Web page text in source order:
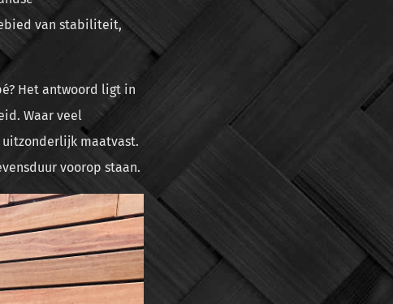
van stabiliteit,
Het antwoord ligt in
Waar veel
maatvast.
voorop staan.